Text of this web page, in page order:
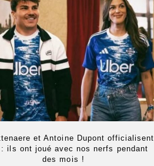
et Antoine Dupont officialisent
ils ont joué avec nos nerfs pendant
des mois !